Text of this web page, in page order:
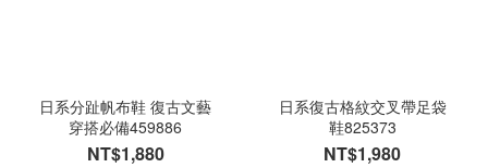
日系分趾帆布鞋 復古文藝
穿搭必備459886
NT$1,880
日系復古格紋交叉帶足袋
鞋825373
NT$1,980